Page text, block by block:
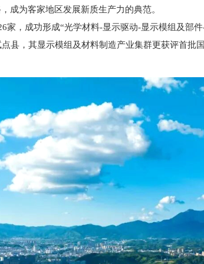
成为客家地区发展新质生产力的典范。
，成功形成“光学材料-显示驱动-显示模组及部件
县，其显示模组及材料制造产业集群更获评首批